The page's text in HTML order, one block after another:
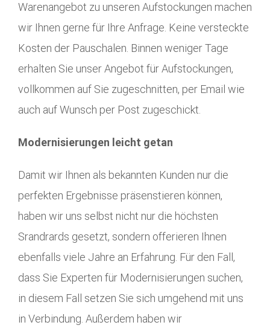
Warenangebot zu unseren Aufstockungen machen
wir Ihnen gerne für Ihre Anfrage. Keine versteckte
Kosten der Pauschalen. Binnen weniger Tage
erhalten Sie unser Angebot für Aufstockungen,
vollkommen auf Sie zugeschnitten, per Email wie
auch auf Wunsch per Post zugeschickt.
Modernisierungen leicht getan
Damit wir Ihnen als bekannten Kunden nur die
perfekten Ergebnisse präsenstieren können,
haben wir uns selbst nicht nur die höchsten
Srandrards gesetzt, sondern offerieren Ihnen
ebenfalls viele Jahre an Erfahrung. Für den Fall,
dass Sie Experten für Modernisierungen suchen,
in diesem Fall setzen Sie sich umgehend mit uns
in Verbindung. Außerdem haben wir